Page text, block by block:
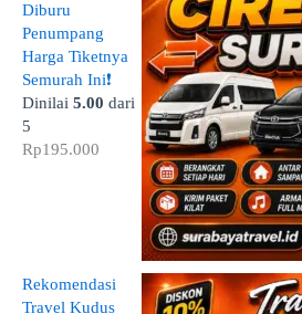
Diburu
Penumpang
Harga Tiketnya
Semurah Ini❗
Dinilai 5.00 dari
5
Rp195.000
Rekomendasi
Travel Kudus